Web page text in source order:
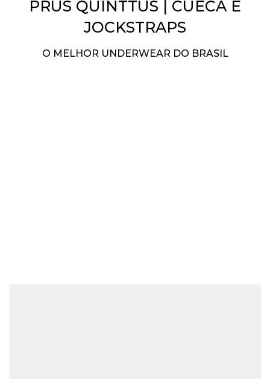
PRUS QUINTTUS | CUECA E
JOCKSTRAPS
O MELHOR UNDERWEAR DO BRASIL